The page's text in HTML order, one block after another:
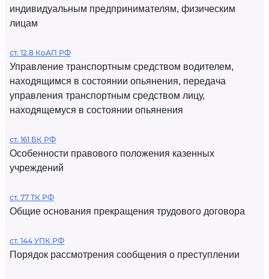
индивидуальным предпринимателям, физическим
лицам
ст. 12.8 КоАП РФ
Управление транспортным средством водителем,
находящимся в состоянии опьянения, передача
управления транспортным средством лицу,
находящемуся в состоянии опьянения
ст. 161 БК РФ
Особенности правового положения казенных
учреждений
ст. 77 ТК РФ
Общие основания прекращения трудового договора
ст. 144 УПК РФ
Порядок рассмотрения сообщения о преступлении